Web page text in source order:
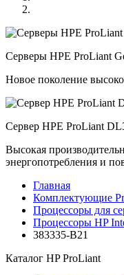
Серверы HPE ProLiant
Новое поколение
Сервер HPE ProLiant
Высокая
энергопотребления и
Главная
Комплектующие
Процессоры для
Процессоры HP
383335-B21
Каталог HP ProLiant